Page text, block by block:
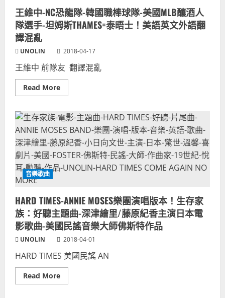
種
版
本
隊
員
世
足
語
溝
通！
英
美
語
軟
力
贏
中
文
圈！
2018
俄
國
世
列
#37
王維中-NC恐龍隊-韓國職棒球隊-美國MLB釀酒人
隊選手-坦姆斯THAMES=泰晤士！美語英文外語翻
譯混亂
UNOLIN 2018-04-17
王維中 前隊友 翻譯混亂
Read MoreRead
more
維
中-
NC
恐
龍
隊-
韓
國
職
美
國
MLB
釀
酒
人
隊
手-
坦
姆
斯
THAMES=
音樂歌曲
HARD TIMES-ANNIE MOSES樂團演唱版本！生存家
族：好聽主題曲-深津繪里/藤原紀香主演日本電
影歌曲-美國民謠音樂大師佛斯特作品
UNOLIN 2018-04-01
HARD TIMES 美國民謠 AN
Read MoreRead
more